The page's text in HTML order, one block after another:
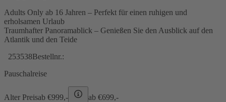
Adults Only ab 16 Jahren – Perfekt für einen ruhigen und
erholsamen Urlaub
Traumhafter Panoramablick – Genießen Sie den Ausblick auf den
Atlantik und den Teide
253538Bestellnr.:
Pauschalreise
Alter Preisab €999,- ab €699,-